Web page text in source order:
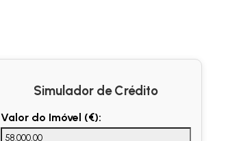
Simulador de Crédito
Valor do Imóvel (€):